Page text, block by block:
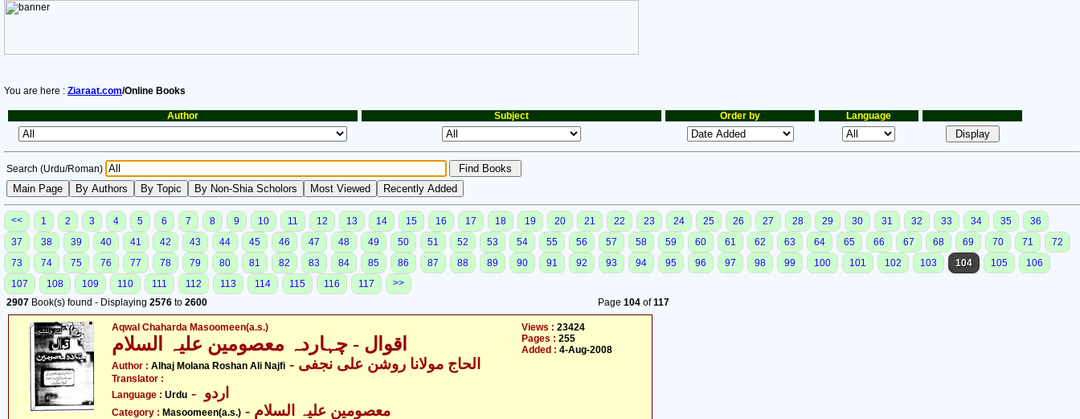
You are here : Ziaraat.com/Online Books
Author Subject Order by Language
Search (Urdu/Roman)
<< 1 2 3 4 5 6 7 8 9 10 11 12 13 14 15 16 17 18 19 20 21 22 23 24 25 26 27 28 29 30 31 32 33 34 35
36
37
38 39 40 41 42 43 44 45 46 47 48 49 50 51 52 53 54 55 56 57 58 59 60 61 62 63 64 65 66 67 68 69 70 71
72
73
74 75 76 77 78 79 80 81 82 83 84 85 86 87 88 89 90 91 92 93 94 95 96 97 98 99 100 101 102 103 104 105
106
107
108 109 110 111 112 113 114 115 116 117
>>
2907 Book(s) found - Displaying 2576 to 2600 Page 104 of117
Aqwal Chaharda Masoomeen(a.s.)
اقوال - چہاردہ معصومین علیہ السلام
Author : Alhaj Molana Roshan Ali Najfi
Translator :
Language : Urdu
Category : Masoomeen(a.s.)
Views : 23424
Pages : 255
Added : 4-Aug-2008